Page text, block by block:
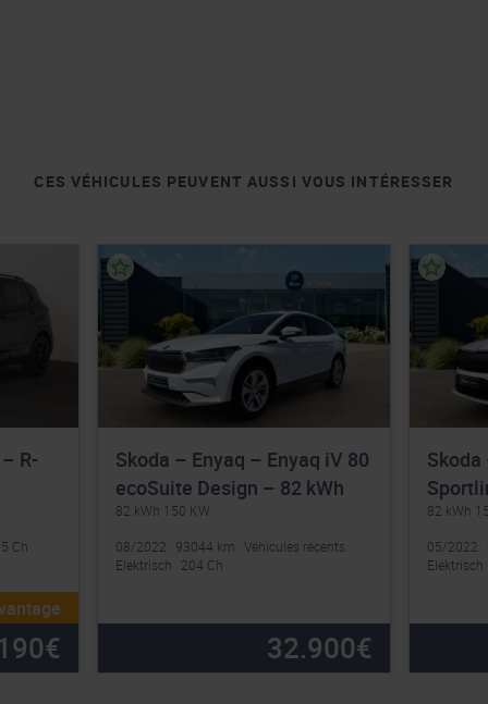
CES VÉHICULES PEUVENT AUSSI VOUS INTÉRESSER
Skoda – Enyaq – Enyaq iV 80
ecoSuite Design – 82 kWh
82 kWh 150 KW
08/2022 93044 km Véhicules récents
Elektrisch
204 Ch
32.900€
Skoda
82 kWh
05/2022
Elektrisch
R-
Ch
€